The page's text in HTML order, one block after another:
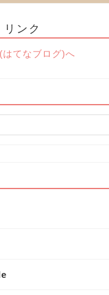
ンク
てなブログ)へ